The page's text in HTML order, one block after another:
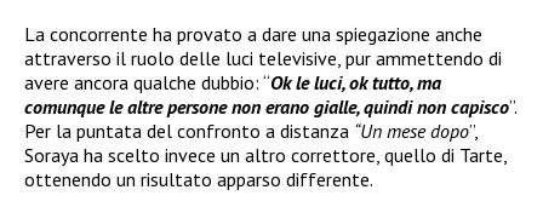
La concorrente ha provato a dare una spiegazione anche
attraverso il ruolo delle luci televisive, pur ammettendo di
avere ancora qualche dubbio: “Ok le luci, ok tutto, ma
comunque le altre persone non erano gialle, quindi non capisco”.
Per la puntata del confronto a distanza “Un mese dopo”,
Soraya ha scelto invece un altro correttore, quello di Tarte,
ottenendo un risultato apparso differente.